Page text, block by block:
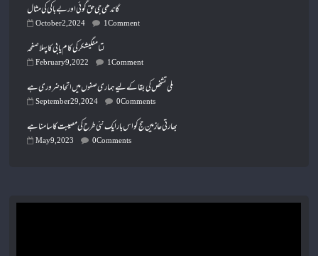
گاندھی جی حق گوئی اور بے باکی کی مثال
October 2, 2024 1 Comment
لتامنگیشکر کی کام یابی کا پہلا صفحہ
February 9, 2022 1 Comment
ملی تشخص کی بقاکے لیے ہماری صفوں میں اتحاد ضروری ہے
September 29, 2024 0 Comments
بھارتی عازمینِ حج کو اس بار ایک نئی طرح کی مصیبت کا سامنا ہے
May 9, 2023 0 Comments